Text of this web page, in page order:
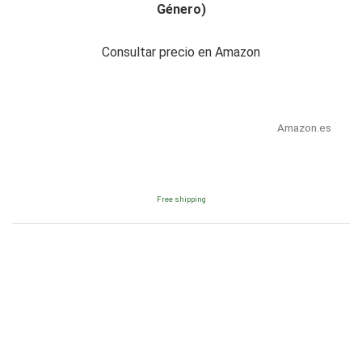
Género)
Consultar precio en Amazon
Amazon.es
Free shipping